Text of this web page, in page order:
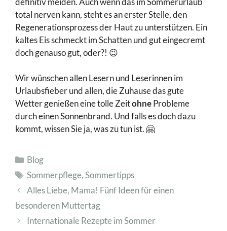
total nerven kann, steht es an erster Stelle, den
Regenerationsprozess der Haut zu unterstützen. Ein
kaltes Eis schmeckt im Schatten und gut eingecremt
doch genauso gut, oder?! 😉
Wir wünschen allen Lesern und Leserinnen im
Urlaubsfieber und allen, die Zuhause das gute
Wetter genießen eine tolle ZeitohneProbleme
durch einen Sonnenbrand. Und falls es doch dazu
kommt, wissen Sie ja, was zu tun ist. 🤗
Kategorien
Blog
Schlagwörter
Sommerpflege,Sommertipps
Alles Liebe, Mama! Fünf Ideen für einen
besonderen Muttertag
Internationale Rezepte im Sommer